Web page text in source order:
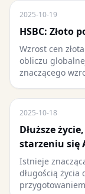
2025-10-19
HSBC: Złoto
Wzrost cen
obliczu
znaczącego
2025-10-18
Dłuższe
starzeniu się
Istnieje
długością życia